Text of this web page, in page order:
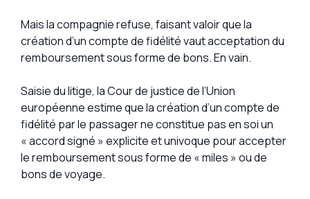
Mais la compagnie refuse, faisant valoir que la
création d’un compte de fidélité vaut acceptation du
remboursement sous forme de bons. En vain.
Saisie du litige, la Cour de justice de l’Union
européenne estime que la création d’un compte de
fidélité par le passager ne constitue pas en soi un
« accord signé » explicite et univoque pour accepter
le remboursement sous forme de « miles » ou de
bons de voyage.